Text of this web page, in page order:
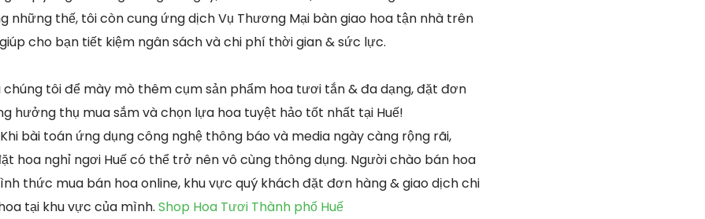
những thế, tôi còn cung ứng dịch Vụ Thương Mại bàn giao hoa tận nhà trên
cho bạn tiết kiệm ngân sách và chi phí thời gian & sức lực.
tôi để mày mò thêm cụm sản phẩm hoa tươi tắn & đa dạng, đặt đơn
hưởng thụ mua sắm và chọn lựa hoa tuyệt hảo tốt nhất tại Huế!
bài toán ứng dụng công nghệ thông báo và media ngày càng rộng rãi,
hoa nghỉ ngơi Huế có thể trở nên vô cùng thông dụng. Người chào bán hoa
thức mua bán hoa online, khu vực quý khách đặt đơn hàng & giao dịch chi
tại khu vực của mình. Shop Hoa Tươi Thành phố Huế